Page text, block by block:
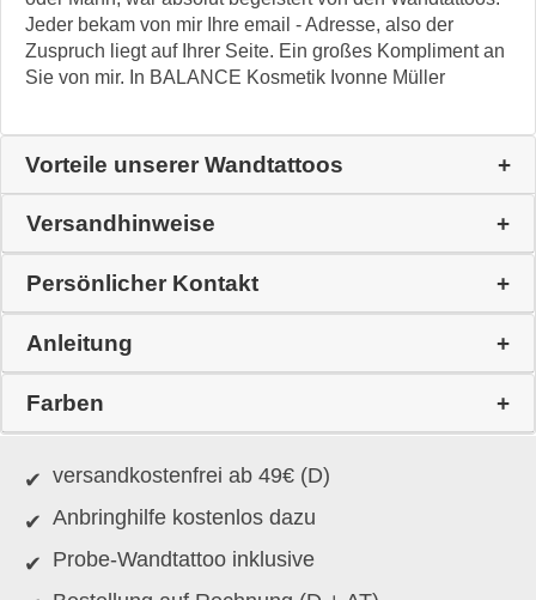
Jeder bekam von mir Ihre email - Adresse, also der
Zuspruch liegt auf Ihrer Seite. Ein großes Kompliment an
Sie von mir. In BALANCE Kosmetik Ivonne Müller
Vorteile unserer Wandtattoos
Versandhinweise
Persönlicher Kontakt
Anleitung
Farben
versandkostenfrei ab 49€ (D)
Anbringhilfe kostenlos dazu
Probe-Wandtattoo inklusive